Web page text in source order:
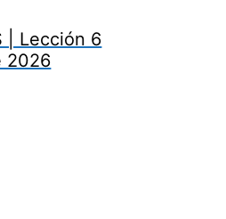
| Lección 6
2026